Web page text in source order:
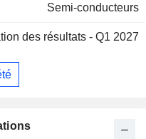
les matériaux pour le
de coupe de précision qui
Semi-conducteurs
des résultats - Q1 2027